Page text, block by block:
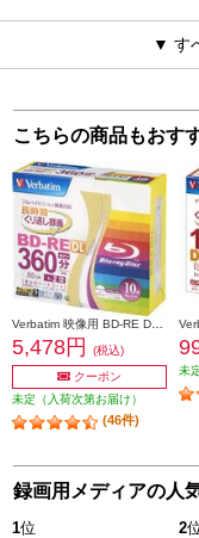
▼ す
こちらの商品もおす
5,478円
(税込)
クーポン
未定（入荷次第お届け）
(46件)
未
録画用メディアの人
1位 2